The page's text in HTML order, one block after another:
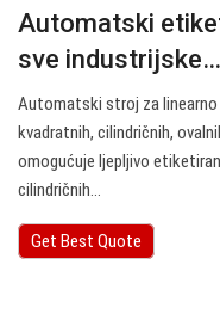
Automatski
sve industrijske…
Automatski stroj za
kvadratnih, cilindričnih,
omogućuje ljepljivo
cilindričnih…
Get Best Quote